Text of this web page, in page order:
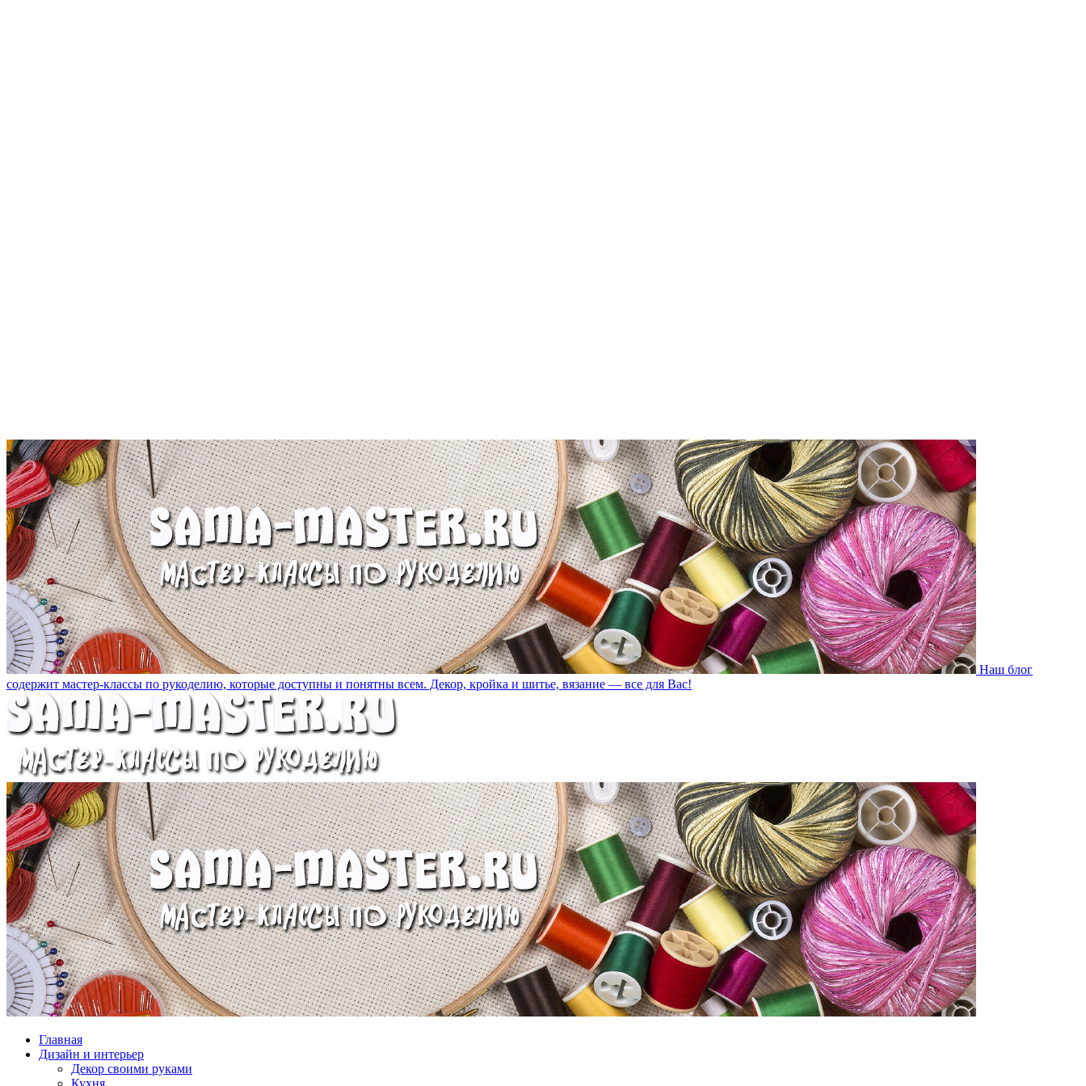
Наш блог
содержит мастер-классы по рукоделию, которые доступны и понятны всем. Декор, кройка и шитье, вязание — все для Вас!
Главная
Дизайн и интерьер
Декор своими руками
Кухня